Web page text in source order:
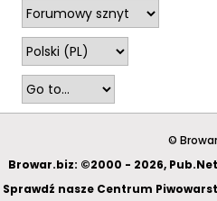
©
Browar.biz: ©2000 - 2026,
Sprawdź nasze Centrum